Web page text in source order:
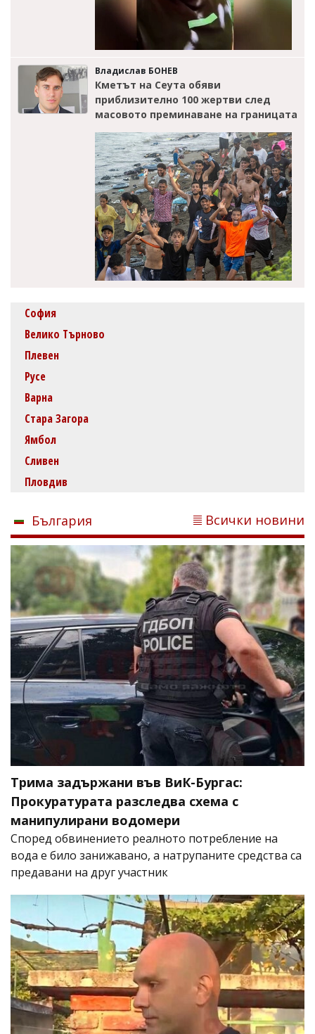
Владислав БОНЕВ
Кметът на Сеута обяви
приблизително 100 жертви след
масовото преминаване на границата
София
Велико Търново
Плевен
Русе
Варна
Стара Загора
Ямбол
Сливен
Пловдив
България Всички новини
Трима задържани във ВиК-Бургас:
Прокуратурата разследва схема с
манипулирани водомери
Според обвинението реалното потребление на
вода е било занижавано, а натрупаните средства са
предавани на друг участник